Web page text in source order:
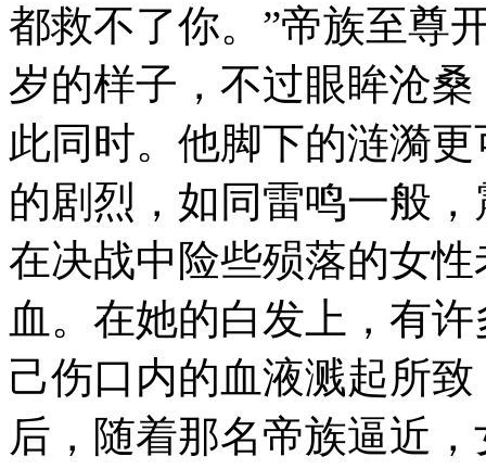
都救不了你。”帝族至尊
岁的样子，不过眼眸沧
此同时。他脚下的涟漪
的剧烈，如同雷鸣一般
在决战中险些殒落的女
血。在她的白发上，有
己伤口内的血液溅起所
后，随着那名帝族逼近